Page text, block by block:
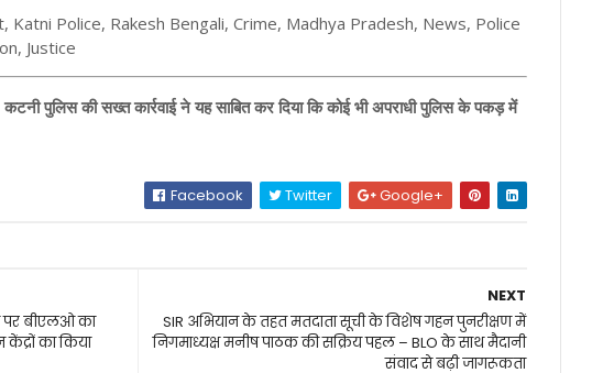
Katni Police, Rakesh Bengali, Crime, Madhya Pradesh, News, Police
Justice
पुलिस की सख्त कार्रवाई ने यह साबित कर दिया कि कोई भी अपराधी पुलिस के पकड़ में
Facebook Twitter Google+
NEXT
SIR अभियान के तहत मतदाता सूची के विशेष गहन पुनरीक्षण में
निगमाध्यक्ष मनीष पाठक की सक्रिय पहल – BLO के साथ मैदानी
संवाद से बढ़ी जागरूकता
पर बीएलओ का
का किया